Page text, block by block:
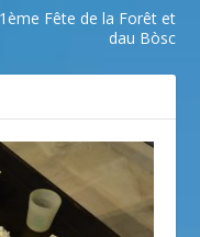
Fête de la Forêt et
dau Bòsc